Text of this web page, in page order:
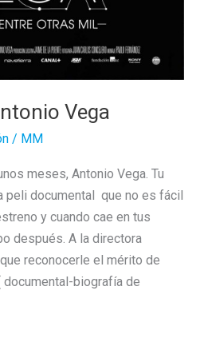
Vega
/ MM
meses, Antonio Vega. Tu
peli documental que no es fácil
y cuando cae en tus
después. A la directora
reconocerle el mérito de
documental-biografía de